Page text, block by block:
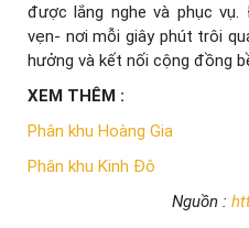
được lắng nghe và phục
vẹn- nơi mỗi giây phút trôi
hưởng và kết nối cộng đồng
XEM THÊM :
Phân khu Hoàng Gia
Phân khu Kinh Đô
Nguồn :